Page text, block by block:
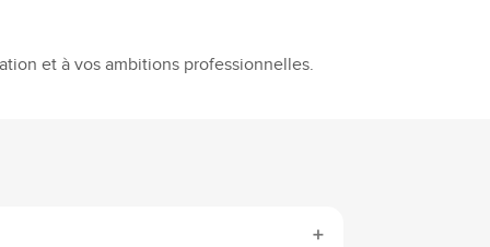
et à vos ambitions professionnelles.